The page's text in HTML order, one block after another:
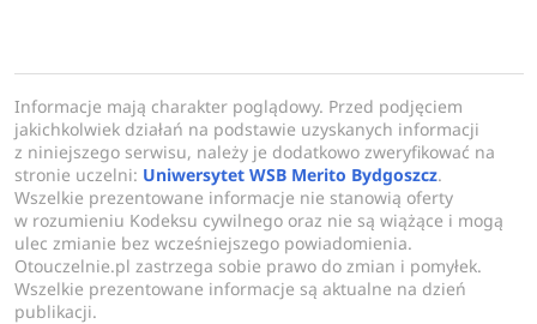
Informacje mają charakter poglądowy. Przed podjęciem
jakichkolwiek działań na podstawie uzyskanych informacji
z niniejszego serwisu, należy je dodatkowo zweryfikować na
stronie uczelni: Uniwersytet WSB Merito Bydgoszcz.
Wszelkie prezentowane informacje nie stanowią oferty
w rozumieniu Kodeksu cywilnego oraz nie są wiążące i mogą
ulec zmianie bez wcześniejszego powiadomienia.
Otouczelnie.pl zastrzega sobie prawo do zmian i pomyłek.
Wszelkie prezentowane informacje są aktualne na dzień
publikacji.